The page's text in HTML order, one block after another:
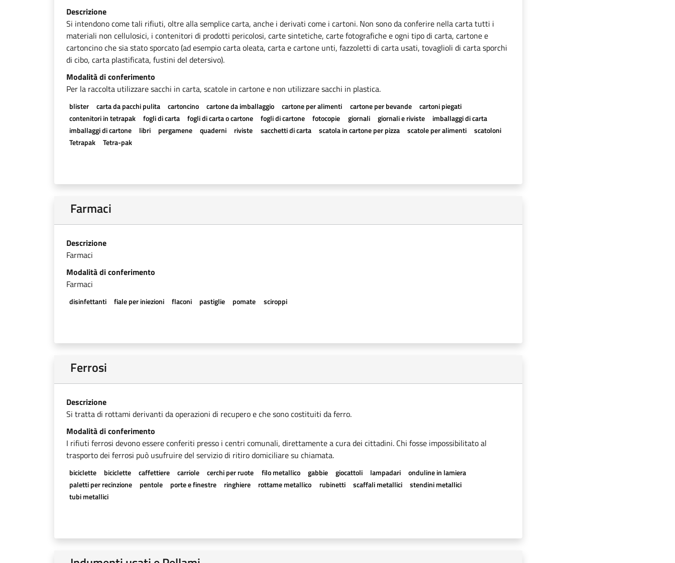
Descrizione
Si intendono come tali rifiuti, oltre alla semplice carta, anche i derivati come i cartoni. Non sono da conferire nella carta tutti i
materiali non cellulosici, i contenitori di prodotti pericolosi, carte sintetiche, carte fotografiche e ogni tipo di carta, cartone e
cartoncino che sia stato sporcato (ad esempio carta oleata, carta e cartone unti, fazzoletti di carta usati, tovaglioli di carta sporchi
di cibo, carta plastificata, fustini del detersivo).
Modalità di conferimento
Per la raccolta utilizzare sacchi in carta, scatole in cartone e non utilizzare sacchi in plastica.
blister carta da pacchi pulita cartoncino cartone da imballaggio cartone per alimenti cartone per bevande
cartoni piegati
contenitori in tetrapak
fogli di carta fogli di carta o cartone fogli di cartone fotocopie giornali giornali e riviste
imballaggi di carta
imballaggi di cartone
libri pergamene quaderni riviste sacchetti di carta scatola in cartone per pizza scatole per alimenti
scatoloni
Tetrapak
Tetra-pak
Farmaci
Descrizione
Farmaci
Modalità di conferimento
Farmaci
disinfettanti fiale per iniezioni flaconi pastiglie pomate sciroppi
Ferrosi
Descrizione
Si tratta di rottami derivanti da operazioni di recupero e che sono costituiti da ferro.
Modalità di conferimento
I rifiuti ferrosi devono essere conferiti presso i centri comunali, direttamente a cura dei cittadini. Chi fosse impossibilitato al
trasporto dei ferrosi può usufruire del servizio di ritiro domiciliare su chiamata.
biciclette biciclette caffettiere carriole cerchi per ruote filo metallico gabbie giocattoli lampadari
onduline in lamiera
paletti per recinzione
pentole porte e finestre ringhiere rottame metallico rubinetti scaffali metallici
stendini metallici
tubi metallici